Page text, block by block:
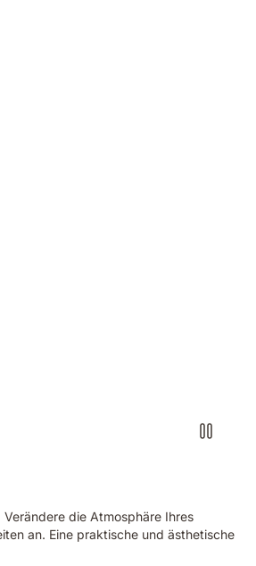
die Atmosphäre Ihres
an. Eine praktische und ästhetische